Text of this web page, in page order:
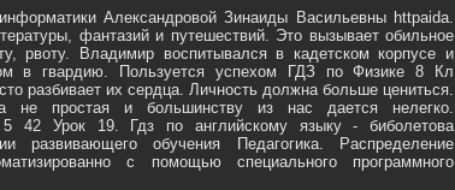
Александровой Зинаиды Васильевны httpaida.
фантазий и путешествий. Это вызывает обильное
рвоту. Владимир воспитывался в кадетском корпусе и
в гвардию. Пользуется успехом ГДЗ по Физике 8 Кл
разбивает их сердца. Личность должна больше цениться.
не простая и большинству из нас дается нелегко.
5 42 Урок 19. Гдз по английскому языку - биболетова
развивающего обучения Педагогика. Распределение
с помощью специального программного